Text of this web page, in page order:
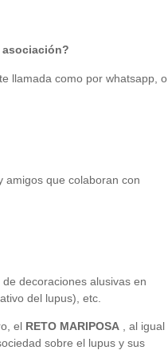
llamada como por whatsapp, o
amigos que colaboran con
decoraciones alusivas en
del lupus), etc.
el RETO MARIPOSA , al igual
sobre el lupus y sus